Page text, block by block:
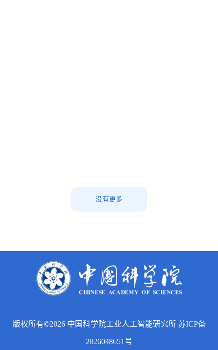
没有更多
版权所有©2026 中国科学院工业人工智能研究所 苏ICP备
2026048651号